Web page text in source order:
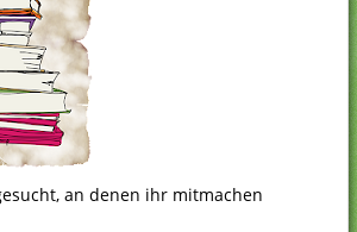
an denen ihr mitmachen